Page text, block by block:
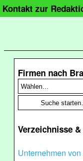
Kontakt zur
Firmen nach
Verzeichnisse
Unternehmen